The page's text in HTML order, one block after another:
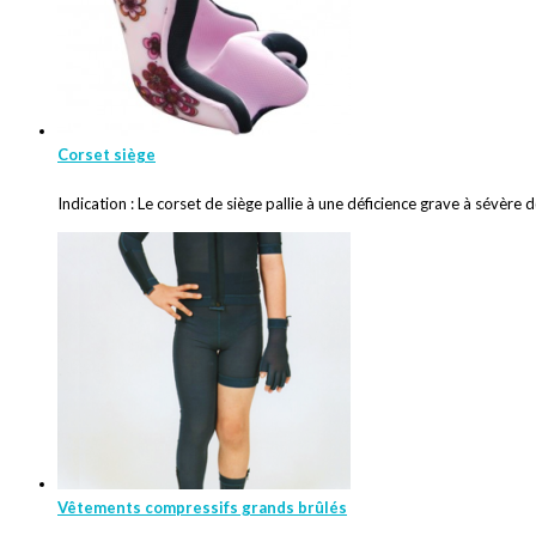
Corset siège
Indication : Le corset de siège pallie à une déficience grave à sévère
Vêtements compressifs grands brûlés